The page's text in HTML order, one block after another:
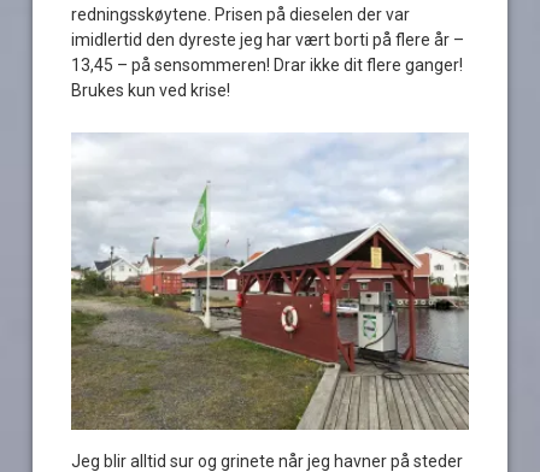
redningsskøytene. Prisen på dieselen der var
imidlertid den dyreste jeg har vært borti på flere år –
13,45 – på sensommeren! Drar ikke dit flere ganger!
Brukes kun ved krise!
Jeg blir alltid sur og grinete når jeg havner på steder